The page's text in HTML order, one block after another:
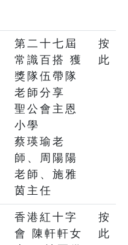
第二十七屆
常識百搭 獲
獎隊伍帶隊
老師分享
聖公會主恩
小學
蔡瑛瑜老
師、周陽陽
老師、施雅
茵主任
按
此
香港紅十字
會 陳軒軒女
按
此